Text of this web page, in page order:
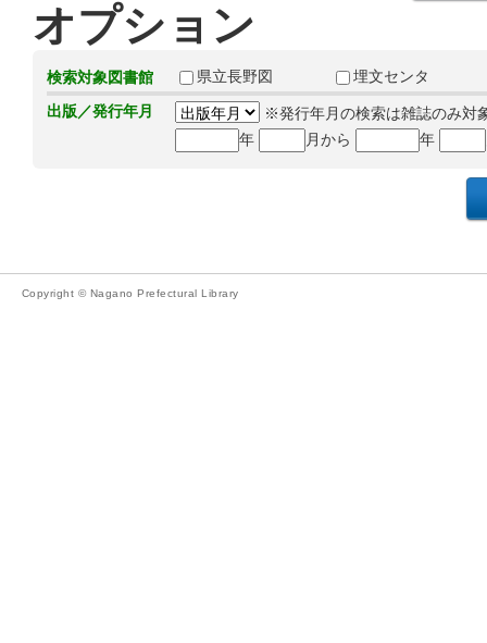
オプション
検索対象図書館 県立長野図
埋文センタ
出版／発行年月
※発行年月の検索は雑誌のみ対
年
月から 年
Copyright © Nagano Prefectural Library